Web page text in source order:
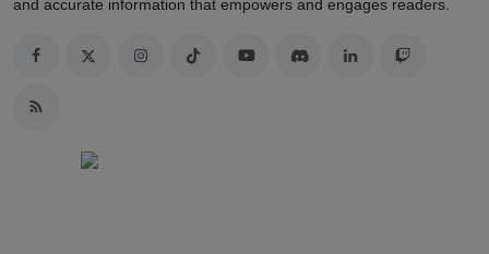
and accurate information that empowers and engages readers.